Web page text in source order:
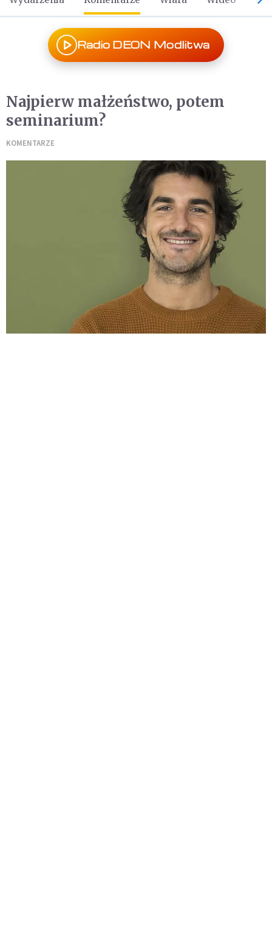
Radio DEON Modlitwa
Najpierw małżeństwo, potem
seminarium?
KOMENTARZE